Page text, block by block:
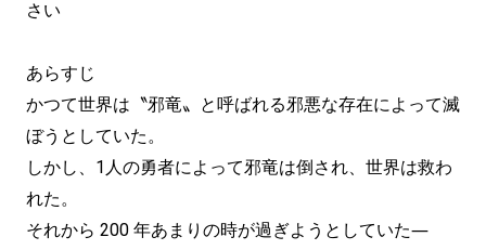
さい
あらすじ
かつて世界は〝邪竜〟と呼ばれる邪悪な存在によって滅
ぼうとしていた。
しかし、1人の勇者によって邪竜は倒され、世界は救わ
れた。
それから 200 年あまりの時が過ぎようとしていた―